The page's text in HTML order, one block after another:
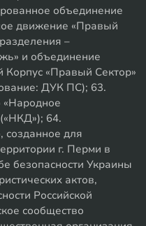
объединение
движение «Правый
–
и объединение
Корпус «Правый Сектор»
ДУК ПС); 63.
«Народное
64.
созданное для
г. Перми в
безопасности Украины
актов,
Российской
сообщество